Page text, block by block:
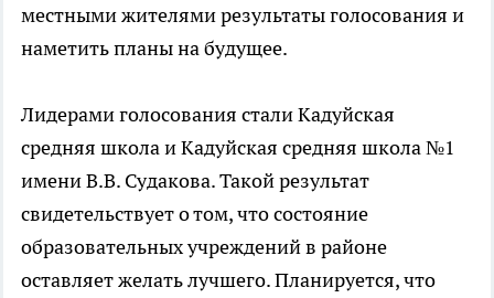
местными жителями результаты голосования и
наметить планы на будущее.
Лидерами голосования стали Кадуйская
средняя школа и Кадуйская средняя школа №1
имени В.В. Судакова. Такой результат
свидетельствует о том, что состояние
образовательных учреждений в районе
оставляет желать лучшего. Планируется, что